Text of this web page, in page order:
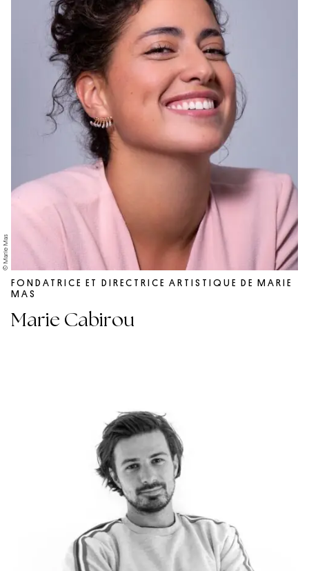
© Marie Mas
FONDATRICE ET DIRECTRICE ARTISTIQUE DE MARIE
MAS
Marie Cabirou